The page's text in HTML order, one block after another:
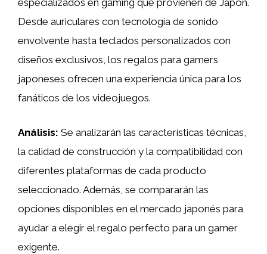
especializados en gaming que provienen de Japón.
Desde auriculares con tecnología de sonido
envolvente hasta teclados personalizados con
diseños exclusivos, los regalos para gamers
japoneses ofrecen una experiencia única para los
fanáticos de los videojuegos.
Análisis: Se analizarán las características técnicas,
la calidad de construcción y la compatibilidad con
diferentes plataformas de cada producto
seleccionado. Además, se compararán las
opciones disponibles en el mercado japonés para
ayudar a elegir el regalo perfecto para un gamer
exigente.